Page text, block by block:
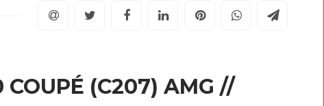
COUPÉ (C207) AMG //